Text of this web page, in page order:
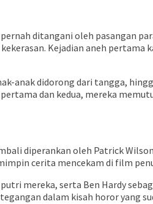
ditangani oleh pasangan
Kejadian aneh
anak didorong dari tangga,
dan kedua, mereka
diperankan oleh Patrick
cerita mencekam di film
mereka, serta Ben Hardy
dalam kisah horor yang